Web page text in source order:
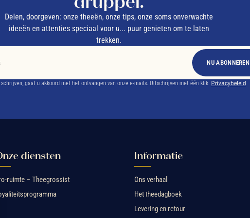
Delen, doorgeven: onze theeën, onze tips, onze soms onverwachte
ideeën en attenties speciaal voor u... puur genieten om te laten
trekken.
NU ABONNEREN
gaat u akkoord met het ontvangen van onze e-mails. Uitschrijven met één klik. Privacybeleid
diensten
ruimte – Theegrossist
Informatie
Ons verhaal
Het theedagboek
Levering en retour